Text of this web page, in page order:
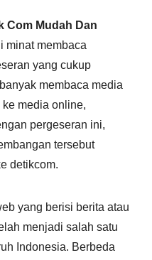
Com Mudah Dan
minat membaca
yang cukup
membaca media
media online,
pergeseran ini,
tersebut
detikcom.
yang berisi berita atau
menjadi salah satu
Indonesia. Berbeda